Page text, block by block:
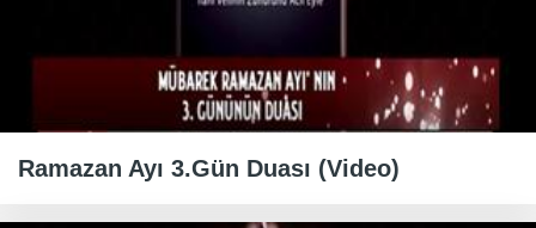
Ramazan Ayı 3.Gün Duası (Video)